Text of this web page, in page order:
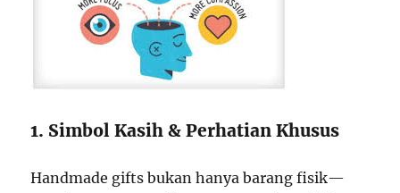
1. Simbol Kasih & Perhatian Khusus
Handmade gifts bukan hanya barang fisik—